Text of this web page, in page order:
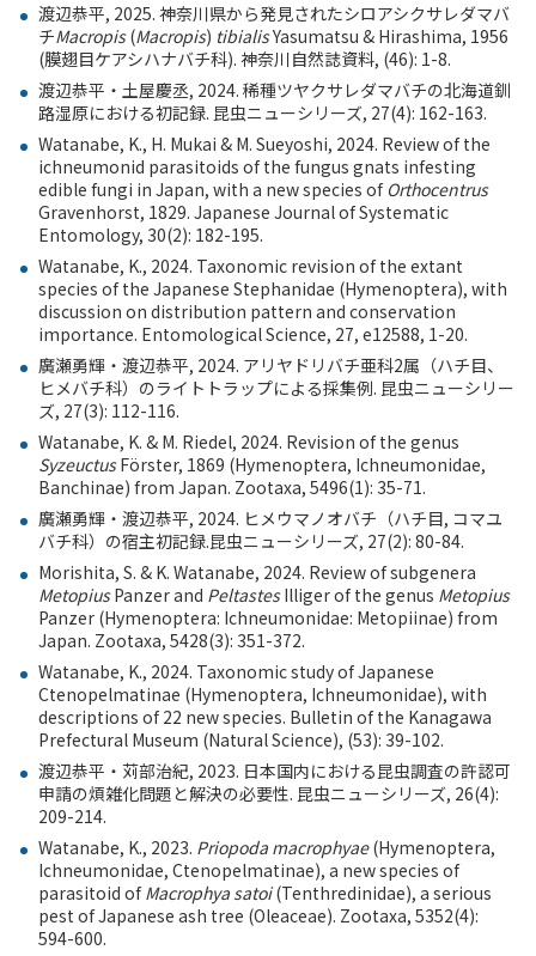
渡辺恭平, 2025. 神奈川県から発見されたシロアシクサレダマバ
チMacropis(Macropis) tibialisYasumatsu & Hirashima, 1956
(膜翅目ケアシハナバチ科). 神奈川自然誌資料, (46): 1-8.
渡辺恭平・土屋慶丞, 2024. 稀種ツヤクサレダマバチの北海道釧
路湿原における初記録. 昆虫ニューシリーズ, 27(4): 162-163.
Watanabe, K., H. Mukai & M. Sueyoshi, 2024. Review of the
ichneumonid parasitoids of the fungus gnats infesting
edible fungi in Japan, with a new species of Orthocentrus
Gravenhorst, 1829. Japanese Journal of Systematic
Entomology, 30(2): 182-195.
Watanabe, K., 2024. Taxonomic revision of the extant
species of the Japanese Stephanidae (Hymenoptera), with
discussion on distribution pattern and conservation
importance. Entomological Science, 27, e12588, 1-20.
廣瀬勇輝・渡辺恭平, 2024. アリヤドリバチ亜科2属（ハチ目、
ヒメバチ科）のライトトラップによる採集例. 昆虫ニューシリー
ズ, 27(3): 112-116.
Watanabe, K. & M. Riedel, 2024. Revision of the genus
SyzeuctusFörster, 1869 (Hymenoptera, Ichneumonidae,
Banchinae) from Japan. Zootaxa, 5496(1): 35-71.
廣瀬勇輝・渡辺恭平, 2024. ヒメウマノオバチ（ハチ目, コマユ
バチ科）の宿主初記録.昆虫ニューシリーズ, 27(2): 80-84.
Morishita, S. & K. Watanabe, 2024. Review of subgenera
MetopiusPanzer and PeltastesIlliger of the genus Metopius
Panzer (Hymenoptera: Ichneumonidae: Metopiinae) from
Japan. Zootaxa, 5428(3): 351-372.
Watanabe, K., 2024. Taxonomic study of Japanese
Ctenopelmatinae (Hymenoptera, Ichneumonidae), with
descriptions of 22 new species. Bulletin of the Kanagawa
Prefectural Museum (Natural Science), (53): 39-102.
渡辺恭平・苅部治紀, 2023. 日本国内における昆虫調査の許認可
申請の煩雑化問題と解決の必要性. 昆虫ニューシリーズ, 26(4):
209-214.
Watanabe, K., 2023. Priopoda macrophyae(Hymenoptera,
Ichneumonidae, Ctenopelmatinae), a new species of
parasitoid ofMacrophya satoi(Tenthredinidae), a serious
pest of Japanese ash tree (Oleaceae). Zootaxa, 5352(4):
594-600.